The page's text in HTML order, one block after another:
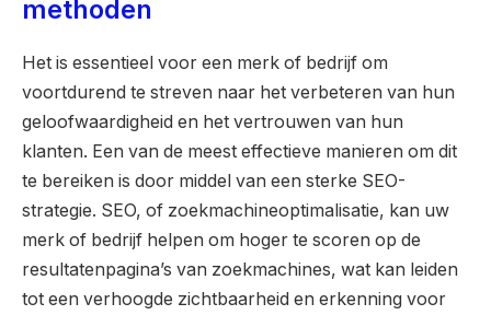
methoden
Het is essentieel voor een merk of bedrijf om
voortdurend te streven naar het verbeteren van hun
geloofwaardigheid en het vertrouwen van hun
klanten. Een van de meest effectieve manieren om dit
te bereiken is door middel van een sterke SEO-
strategie. SEO, of zoekmachineoptimalisatie, kan uw
merk of bedrijf helpen om hoger te scoren op de
resultatenpagina’s van zoekmachines, wat kan leiden
tot een verhoogde zichtbaarheid en erkenning voor